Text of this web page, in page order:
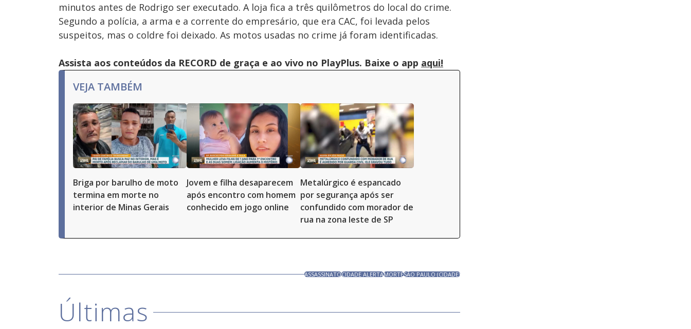
minutos antes de Rodrigo ser executado. A loja fica a três quilômetros do local do crime.
Segundo a polícia, a arma e a corrente do empresário, que era CAC, foi levada pelos
suspeitos, mas o coldre foi deixado. As motos usadas no crime já foram identificadas.
Assista aos conteúdos da RECORD de graça e ao vivo no PlayPlus. Baixe o app aqui!
VEJA TAMBÉM
Briga por barulho de moto
termina em morte no
interior de Minas Gerais
Jovem e filha desaparecem
após encontro com homem
conhecido em jogo online
Metalúrgico é espancado
por segurança após ser
confundido com morador de
rua na zona leste de SP
ASSASSINATOCIDADE ALERTAMORTESÃO PAULO (CIDADE)
Últimas